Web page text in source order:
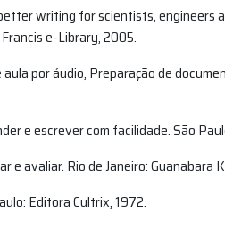
writing for scientists, engineers
e-Library, 2005.
por áudio, Preparação de
e escrever com facilidade. São
e avaliar. Rio de Janeiro: Guanabara
Editora Cultrix, 1972.